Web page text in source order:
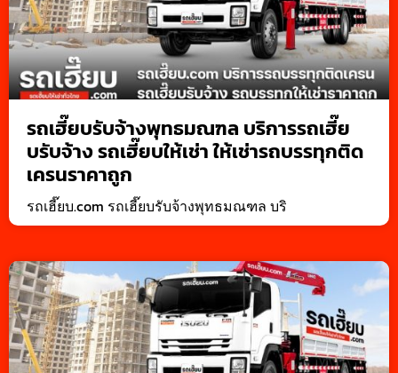
รถเฮี๊ยบรับจ้างพุทธมณฑล บริการรถเฮี๊ย
บรับจ้าง รถเฮี๊ยบให้เช่า ให้เช่ารถบรรทุกติด
เครนราคาถูก
รถเฮี๊ยบ.com รถเฮี๊ยบรับจ้างพุทธมณฑล บริ